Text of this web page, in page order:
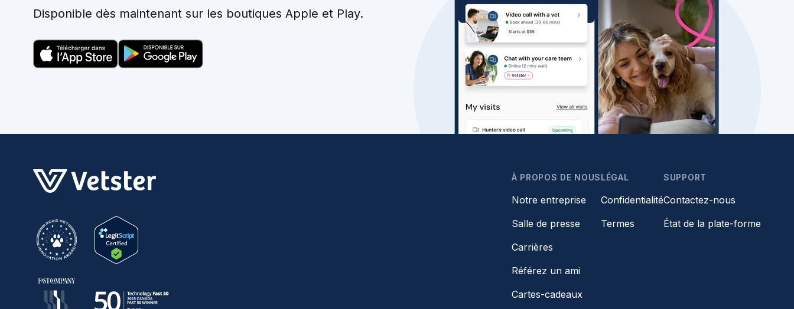
Disponible dès maintenant sur les boutiques Apple et Play.
À PROPOS DE NOUS
Notre entreprise
Salle de presse
Carrières
Référez un ami
Cartes-cadeaux
LÉGAL
Confidentialité
Termes
SUPPORT
Contactez-nous
État de la plate-forme